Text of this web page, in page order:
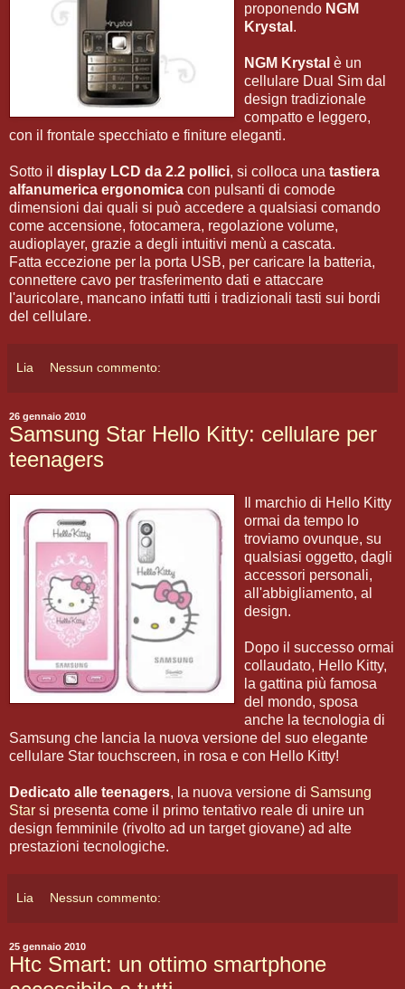
proponendo NGM
Krystal .
NGM Krystal è un
cellulare Dual Sim dal
design tradizionale
compatto e leggero,
con il frontale specchiato e finiture eleganti.
Sotto il display LCD da 2.2 pollici, si colloca una tastiera
alfanumerica ergonomica con pulsanti di comode
dimensioni dai quali si può accedere a qualsiasi comando
come accensione, fotocamera, regolazione volume,
audioplayer, grazie a degli intuitivi menù a cascata.
Fatta eccezione per la porta USB, per caricare la batteria,
connettere cavo per trasferimento dati e attaccare
l'auricolare, mancano infatti tutti i tradizionali tasti sui bordi
del cellulare.
Lia Nessun commento:
26 gennaio 2010
Samsung Star Hello Kitty: cellulare per
teenagers
Il marchio di Hello Kitty
ormai da tempo lo
troviamo ovunque, su
qualsiasi oggetto, dagli
accessori personali,
all'abbigliamento, al
design.
Dopo il successo ormai
collaudato, Hello Kitty,
la gattina più famosa
del mondo, sposa
anche la tecnologia di
Samsung che lancia la nuova versione del suo elegante
cellulare Star touchscreen, in rosa e con Hello Kitty!
Dedicato alle teenagers, la nuova versione di Samsung
Star si presenta come il primo tentativo reale di unire un
design femminile (rivolto ad un target giovane) ad alte
prestazioni tecnologiche.
Lia Nessun commento:
25 gennaio 2010
Htc Smart: un ottimo smartphone